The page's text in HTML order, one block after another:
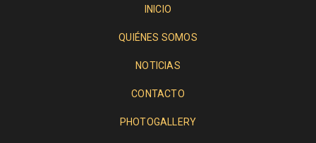
INICIO
QUIÉNES SOMOS
NOTICIAS
CONTACTO
PHOTOGALLERY